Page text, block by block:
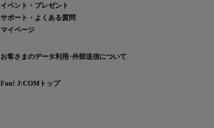
イベント・プレゼント
サポート・よくある質問
マイページ
お客さまのデータ利用･外部送信について
Fun! J:COMトップ